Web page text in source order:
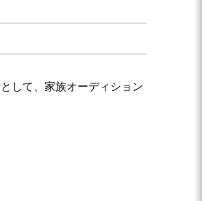
して、家族オーディション